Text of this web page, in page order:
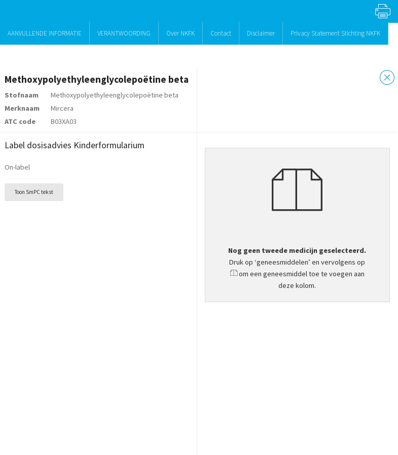
AANVULLENDE INFORMATIE VERANTWOORDING Over NKFK Contact Disclaimer Privacy Statement Stichting NKFK
Methoxypolyethyleenglycolepoëtine beta
Stofnaam
Methoxypolyethyleenglycolepoëtine beta
Merknaam
Mircera
ATC code
B03XA03
Label dosisadvies Kinderformularium
On-label
Toon SmPC tekst
Nog geen tweede medicijn geselecteerd.
Druk op ‘geneesmiddelen’ en vervolgens op
om een geneesmiddel toe te voegen aan
deze kolom.